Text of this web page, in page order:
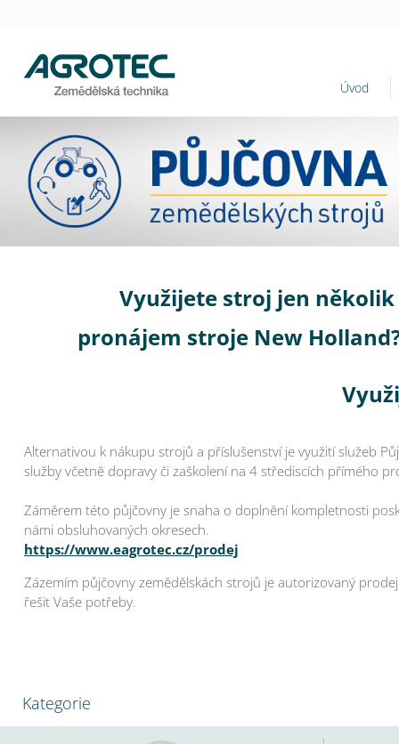
Úvod
Využijete stroj jen
pronájem stroje New
Alternativou k nákupu strojů a příslušenství je využití služeb
služby včetně dopravy či zaškolení na 4 střediscích přímého
Záměrem této půjčovny je snaha o doplnění kompletnosti
námi obsluhovaných okresech.
https://www.eagrotec.cz/prodej
Zázemím půjčovny zemědělskách strojů je autorizovaný
řešit Vaše potřeby.
Kategorie